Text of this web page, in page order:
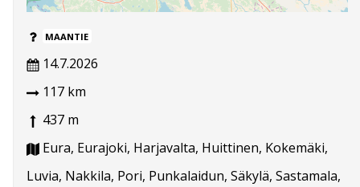
MAANTIE
14.7.2026
117 km
437 m
Eura, Eurajoki, Harjavalta, Huittinen, Kokemäki,
Luvia, Nakkila, Pori, Punkalaidun, Säkylä, Sastamala,